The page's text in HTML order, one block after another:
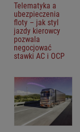
Telematyka a
ubezpieczenia
floty – jak styl
jazdy kierowcy
pozwala
negocjować
stawki AC i OCP